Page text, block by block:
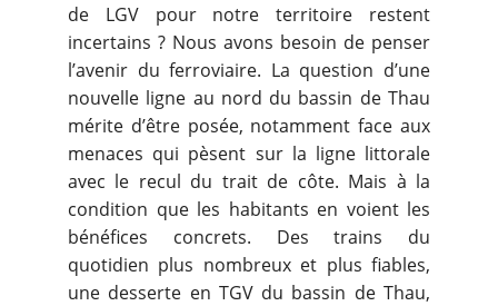
de LGV pour notre territoire restent
incertains ? Nous avons besoin de penser
l’avenir du ferroviaire. La question d’une
nouvelle ligne au nord du bassin de Thau
mérite d’être posée, notamment face aux
menaces qui pèsent sur la ligne littorale
avec le recul du trait de côte. Mais à la
condition que les habitants en voient les
bénéfices concrets. Des trains du
quotidien plus nombreux et plus fiables,
une desserte en TGV du bassin de Thau,